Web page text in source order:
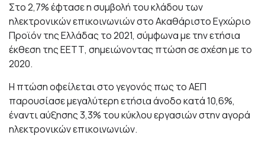
Στο 2,7% έφτασε η συμβολή του κλάδου των
ηλεκτρονικών επικοινωνιών στο Ακαθάριστο Εγχώριο
Προϊόν της Ελλάδας το 2021, σύμφωνα με την ετήσια
έκθεση της ΕΕΤΤ, σημειώνοντας πτώση σε σχέση με το
2020.
Η πτώση οφείλεται στο γεγονός πως το ΑΕΠ
παρουσίασε μεγαλύτερη ετήσια άνοδο κατά 10,6%,
έναντι αύξησης 3,3% του κύκλου εργασιών στην αγορά
ηλεκτρονικών επικοινωνιών.